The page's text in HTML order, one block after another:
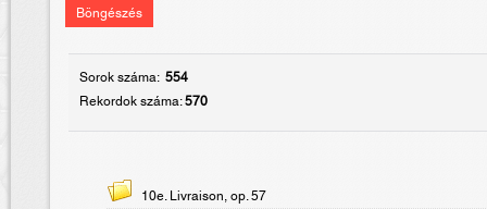
Böngészés
Sorok száma: 554
Rekordok száma:570
10e. Livraison, op. 57